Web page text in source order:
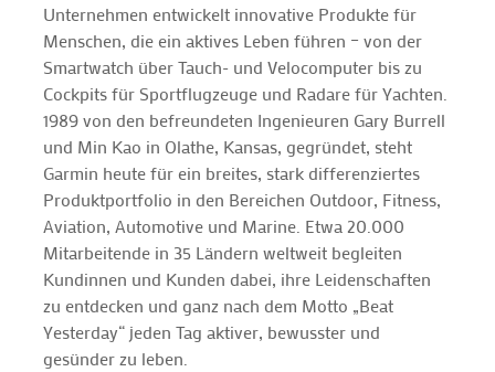
Unternehmen entwickelt innovative Produkte für
Menschen, die ein aktives Leben führen – von der
Smartwatch über Tauch- und Velocomputer bis zu
Cockpits für Sportflugzeuge und Radare für Yachten.
1989 von den befreundeten Ingenieuren Gary Burrell
und Min Kao in Olathe, Kansas, gegründet, steht
Garmin heute für ein breites, stark differenziertes
Produktportfolio in den Bereichen Outdoor, Fitness,
Aviation, Automotive und Marine. Etwa 20.000
Mitarbeitende in 35 Ländern weltweit begleiten
Kundinnen und Kunden dabei, ihre Leidenschaften
zu entdecken und ganz nach dem Motto „Beat
Yesterday“ jeden Tag aktiver, bewusster und
gesünder zu leben.